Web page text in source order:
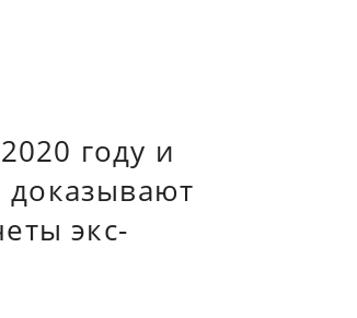
году и
доказывают
экс-